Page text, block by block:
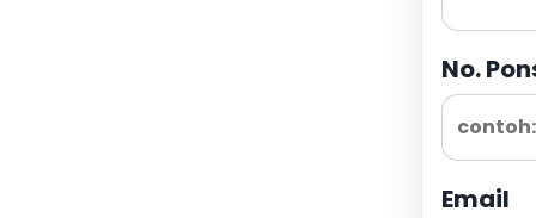
No.
Email